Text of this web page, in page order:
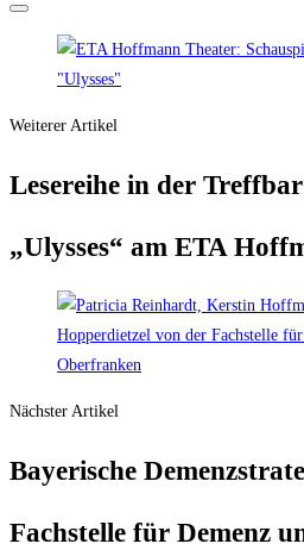
Weiterer Artikel
Lese­rei­he in der Treffbar
„Ulys­ses“ am ETA
Nächster Artikel
Baye­ri­sche
Fach­stel­le für Demenz